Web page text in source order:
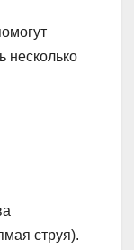
несколько
струя).